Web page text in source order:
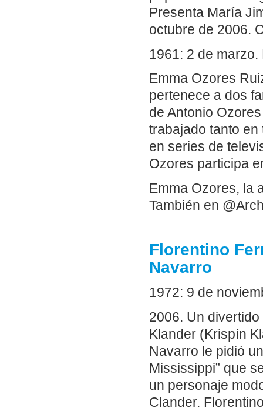
Presenta María
octubre de 2006.
1961: 2 de
Emma Ozores
pertenece a dos
de Antonio
trabajado tanto
en series de
Ozores participa
Emma Ozores, la
También en
Florentino
Navarro
1972: 9 de
2006. Un
Klander (Krispín
Navarro le pidió
Mississippi” que
un personaje
Clander.